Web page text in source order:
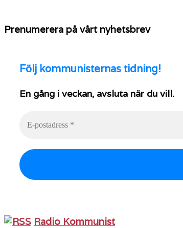
Prenumerera på vårt nyhetsbrev
Följ kommunisternas tidning!
En gång i veckan, avsluta när du vill.
Radio Kommunist